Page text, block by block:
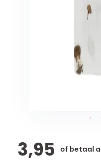
Schommelstoelen en
3,95 of betaal